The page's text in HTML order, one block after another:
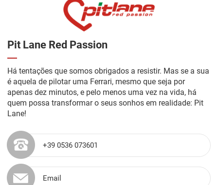
Pit Lane Red Passion
Há tentações que somos obrigados a resistir. Mas se a sua
é aquela de pilotar uma Ferrari, mesmo que seja por
apenas dez minutos, e pelo menos uma vez na vida, há
quem possa transformar o seus sonhos em realidade: Pit
Lane!
+39 0536 073601
Email